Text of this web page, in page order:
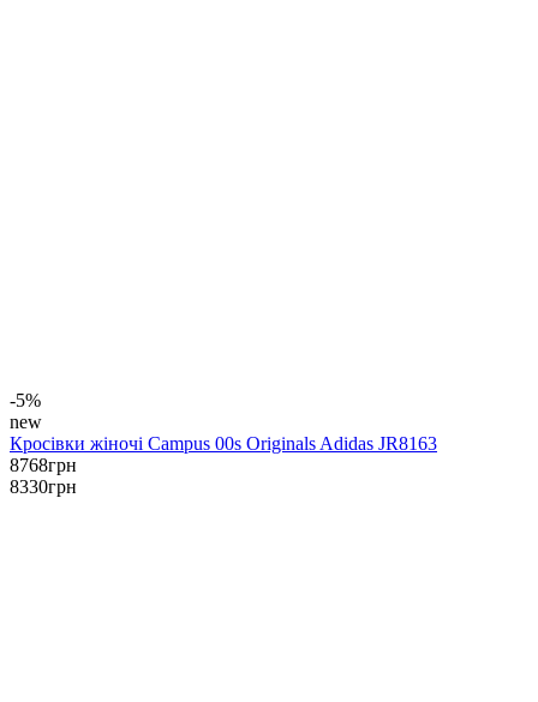
-5%
new
Кросівки жіночі Campus 00s Originals Adidas JR8163
8768грн
8330грн